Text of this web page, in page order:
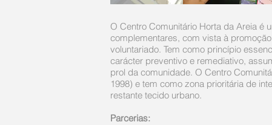
O Centro Comunitário Horta da Areia é
complementares, com vista à
voluntariado. Tem como princípio
carácter preventivo e remediativo,
prol da comunidade. O Centro
1998) e tem como zona prioritária de
restante tecido urbano.
Parcerias: